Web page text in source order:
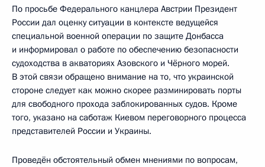
По просьбе Федерального канцлера Австрии Президент
России дал оценку ситуации в контексте ведущейся
специальной военной операции по защите Донбасса
и информировал о работе по обеспечению безопасности
судоходства в акваториях Азовского и Чёрного морей.
В этой связи обращено внимание на то, что украинской
стороне следует как можно скорее разминировать порты
для свободного прохода заблокированных судов. Кроме
того, указано на саботаж Киевом переговорного процесса
представителей России и Украины.
Проведён обстоятельный обмен мнениями по вопросам,